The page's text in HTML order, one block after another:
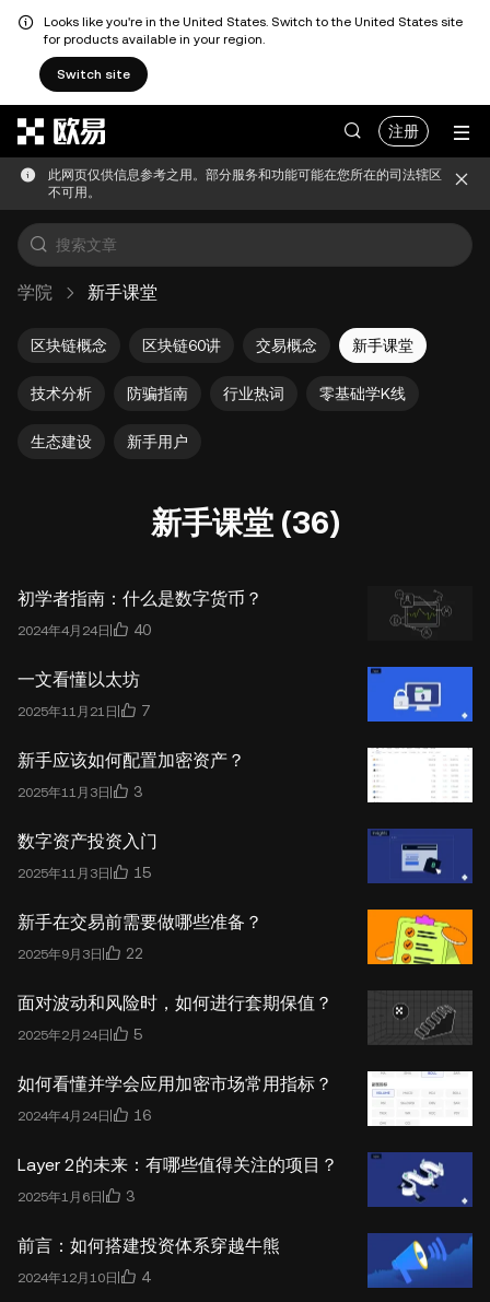
Looks like you're in the United States. Switch to the United States site
for products available in your region.
Switch site
注册
此网页仅供信息参考之用。部分服务和功能可能在您所在的司法辖区
不可用。
学院 新手课堂
区块链概念 区块链60讲 交易概念 新手课堂
技术分析 防骗指南 行业热词 零基础学K线
生态建设 新手用户
新手课堂 (36)
初学者指南：什么是数字货币？
2024年4月24日 40
一文看懂以太坊
2025年11月21日 7
新手应该如何配置加密资产？
2025年11月3日 3
数字资产投资入门
2025年11月3日 15
新手在交易前需要做哪些准备？
2025年9月3日 22
面对波动和风险时，如何进行套期保值？
2025年2月24日 5
如何看懂并学会应用加密市场常用指标？
2024年4月24日 16
Layer 2的未来：有哪些值得关注的项目？
2025年1月6日 3
前言：如何搭建投资体系穿越牛熊
2024年12月10日 4